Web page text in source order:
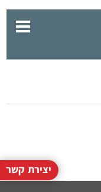
יצירת קשר